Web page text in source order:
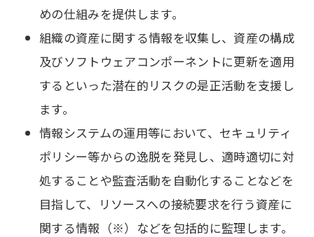
めの仕組みを提供します。
組織の資産に関する情報を収集し、資産の構成
及びソフトウェアコンポーネントに更新を適用
するといった潜在的リスクの是正活動を支援し
ます。
情報システムの運用等において、セキュリティ
ポリシー等からの逸脱を発見し、適時適切に対
処することや監査活動を自動化することなどを
目指して、リソースへの接続要求を行う資産に
関する情報（※）などを包括的に監理します。